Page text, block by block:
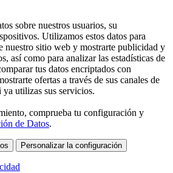
sobre nuestros usuarios, su
Utilizamos estos datos para
nuestro sitio web y mostrarte publicidad y
así como para analizar las estadísticas de
tus datos encriptados con
ofertas a través de sus canales de
utilizas sus servicios.
comprueba tu configuración y
de Datos.
Personalizar la configuración